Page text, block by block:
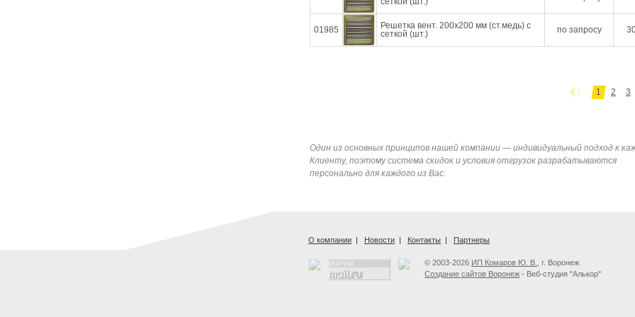
01985
Решетка вент. 200х200 мм (ст.медь) с
сеткой (шт.)
по запросу
1 2 3
Один из основных принципов нашей компании — индивидуальный подход к
Клиенту, поэтому система скидок и условия отгрузок разрабатываются
персонально для каждого из Вас.
О компании | Новости | Контакты | Партнеры
© 2003-2026 ИП Комаров Ю. В.
, г. Воронеж
Создание сайтов Воронеж - Веб-студия "Алькор"